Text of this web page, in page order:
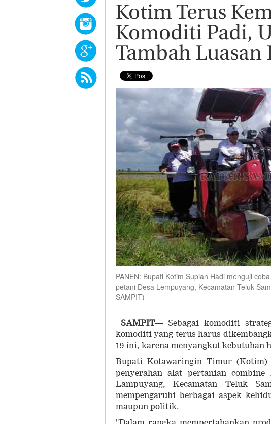
Kotim Terus
Komoditi Padi,
Tambah Luasan
PANEN: Bupati Kotim Supian Hadi menguji
petani Desa Lempuyang, Kecamatan Teluk
SAMPIT)
SAMPIT— Sebagai komoditi
komoditi yang terus harus
19 ini, karena menyangkut
Bupati Kotawaringin Timur (Kotim)
penyerahan alat pertanian
Lampuyang, Kecamatan Teluk
mempengaruhi berbagai aspek
maupun politik.